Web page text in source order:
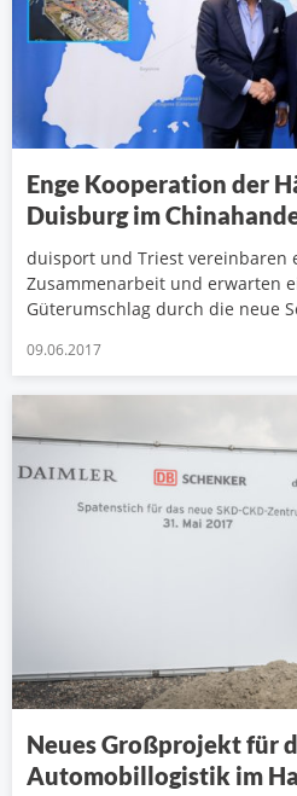
Enge Kooperation der
Duisburg im
duisport und Triest vereinbaren
Zusammenarbeit und erwarten
Güterumschlag durch die neue
09.06.2017
Neues Großprojekt für
Automobillogistik im